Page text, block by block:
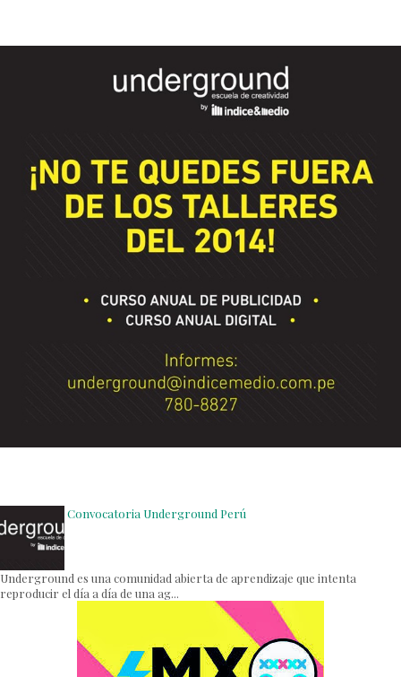
Convocatoria Underground Perú
Underground es una comunidad abierta de aprendizaje que intenta
reproducir el día a día de una ag...